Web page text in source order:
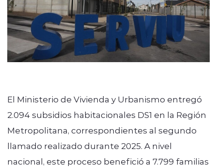
El Ministerio de Vivienda y Urbanismo entregó
2.094 subsidios habitacionales DS1 en la Región
Metropolitana, correspondientes al segundo
llamado realizado durante 2025. A nivel
nacional, este proceso benefició a 7.799 familias